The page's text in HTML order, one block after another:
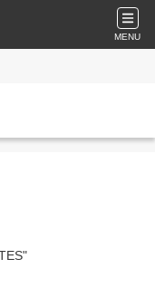
MENU